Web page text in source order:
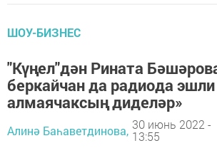
ШОУ-БИЗНЕС
"Күңел"дән Рината
беркайчан да радиода эшли
алмаячаксың диделәр»
Алинә Баһаветдинова, 30 июнь 2022 -
13:55